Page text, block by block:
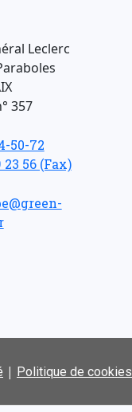
Leclerc
357
50-72
23 56 (Fax)
| Politique de cookies